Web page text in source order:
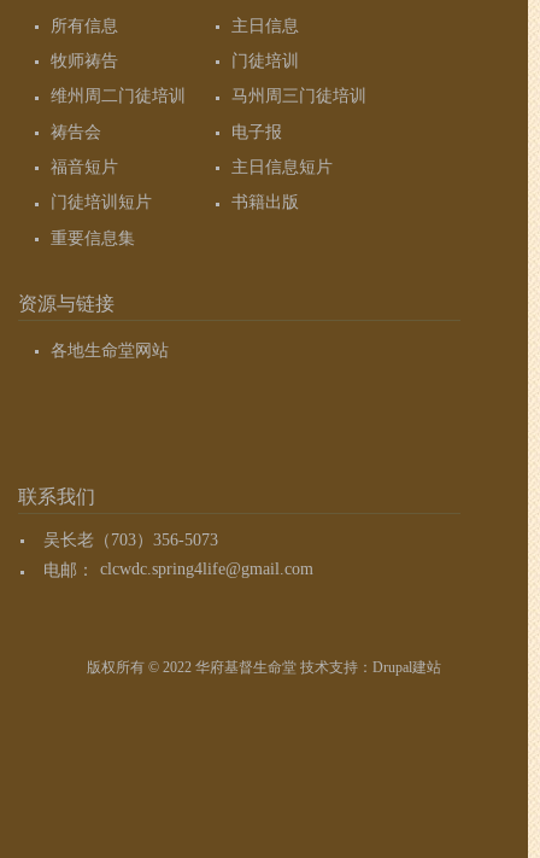
所有信息
主日信息
牧师祷告
门徒培训
维州周二门徒培训
马州周三门徒培训
祷告会
电子报
福音短片
主日信息短片
门徒培训短片
书籍出版
重要信息集
资源与链接
各地生命堂网站
联系我们
吴长老（703）356-5073
电邮：
clcwdc.spring4life@gmail.com
版权所有 © 2022 华府基督生命堂 技术支持： Drupal建站